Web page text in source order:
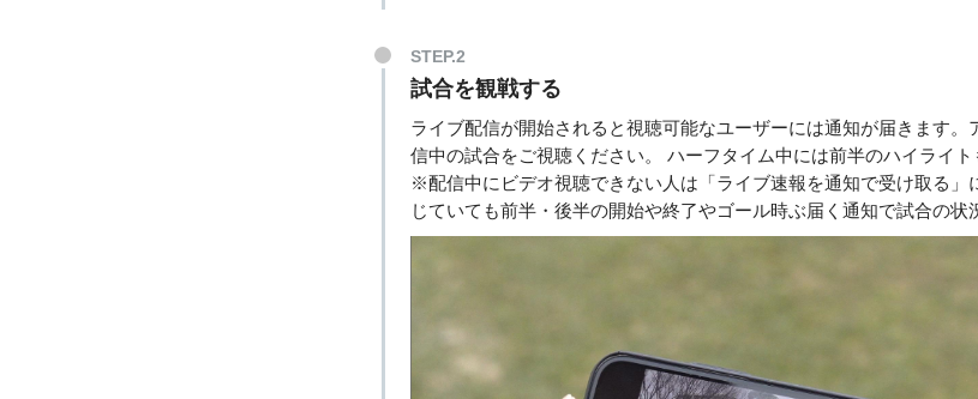
STEP.2
試合を観戦する
ライブ配信が開始されると視聴可能なユーザーには通知が届きます
信中の試合をご視聴ください。 ハーフタイム中には前半のハイライト
※配信中にビデオ視聴できない人は「ライブ速報を通知で受け取る」
じていても前半・後半の開始や終了やゴール時ぶ届く通知で試合の状